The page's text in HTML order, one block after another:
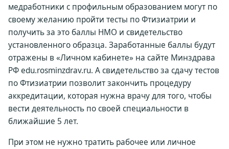
медработники с профильным образованием могут по
своему желанию пройти тесты по Фтизиатрии и
получить за это баллы НМО и свидетельство
установленного образца. Заработанные баллы будут
отражены в «Личном кабинете» на сайте Минздрава
РФ edu.rosminzdrav.ru. А свидетельство за сдачу тестов
по Фтизиатрии позволит закончить процедуру
аккредитации, которая нужна врачу для того, чтобы
вести деятельность по своей специальности в
ближайшие 5 лет.
При этом не нужно тратить рабочее или личное